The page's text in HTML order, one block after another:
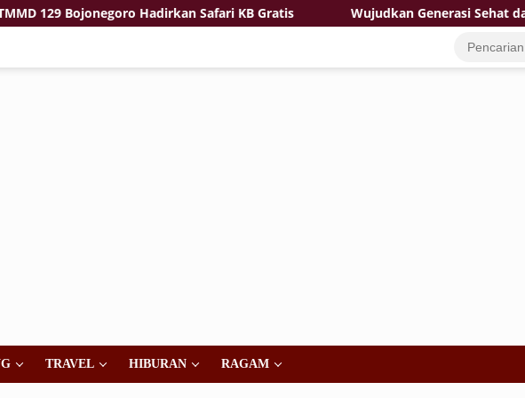
Hadirkan Safari KB Gratis Wujudkan Generasi Sehat dan UMKM Naik
TRAVEL HIBURAN RAGAM